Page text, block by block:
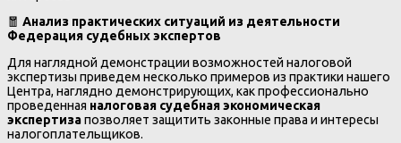
🧧 Анализ практических ситуаций из деятельности
Федерация судебных экспертов
Для наглядной демонстрации возможностей налоговой
экспертизы приведем несколько примеров из практики нашего
Центра, наглядно демонстрирующих, как профессионально
проведенная налоговая судебная экономическая
экспертизапозволяет защитить законные права и интересы
налогоплательщиков.